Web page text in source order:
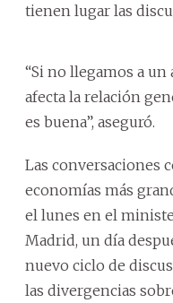
tienen lugar las
“Si no llegamos a
afecta la relación
es buena”, aseguró.
Las conversaciones
economías más
el lunes en el
Madrid, un día
nuevo ciclo de
las divergencias